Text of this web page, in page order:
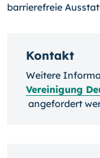
barrierefreie
Kontakt
Weitere
Vereinigung
angefordert